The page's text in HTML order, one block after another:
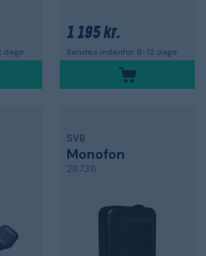
dage
1 195 kr.
Sendes indenfor 8-12 dage
SVB
Monofon
28738